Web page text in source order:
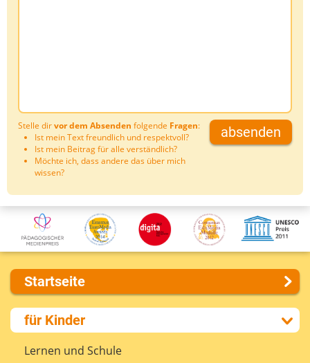
Stelle dirvor dem Absenden folgende Fragen:
Ist mein Text freundlich und respektvoll?
Ist mein Beitrag für alle verständlich?
Möchte ich, dass andere das über mich
wissen?
absenden
Startseite
Über uns
Presse
Kontakt
für Kinder
Lernen und Schule